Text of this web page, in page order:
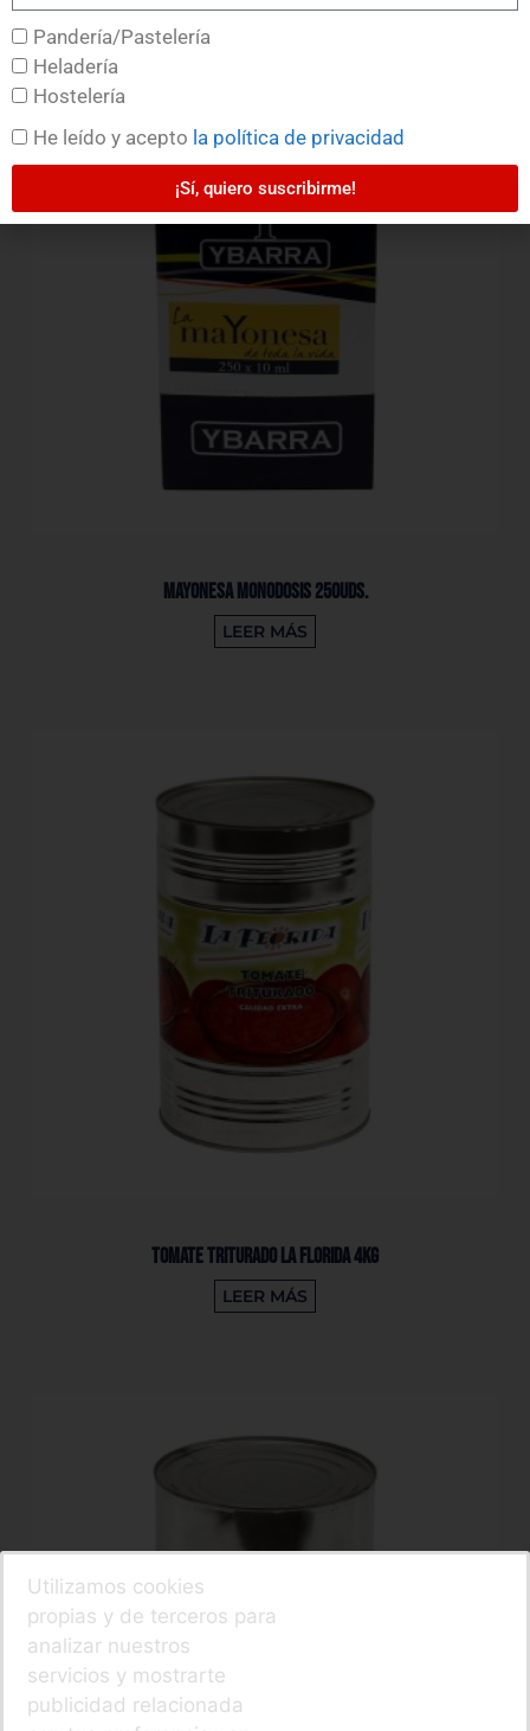
Mayonesa Monodosis 250Uds.
LEER MÁS
Tomate Triturado La Florida 4Kg
LEER MÁS
Utilizamos cookies
propias y de terceros para
analizar nuestros
servicios y mostrarte
publicidad relacionada
Pandería/Pastelería
Heladería
Hostelería
He leído y acepto la política de privacidad
¡Sí, quiero suscribirme!